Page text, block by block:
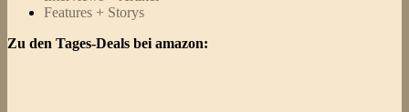
Features + Storys
Zu den Tages-Deals bei amazon: